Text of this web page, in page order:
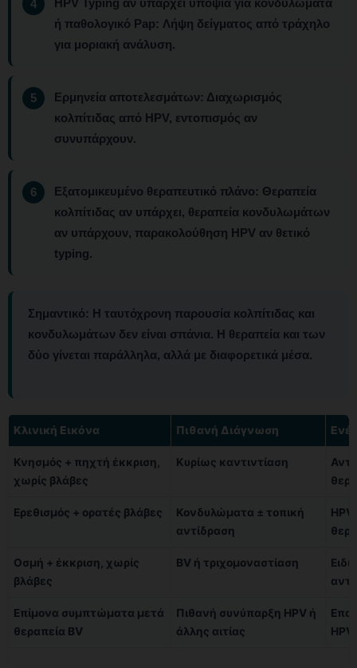
HPV Typing αν υπάρχει υποψία για κονδυλώματα
ή παθολογικό Pap: Λήψη δείγματος από τράχηλο
για μοριακή ανάλυση.
Ερμηνεία αποτελεσμάτων: Διαχωρισμός
κολπίτιδας από HPV, εντοπισμός αν
συνυπάρχουν.
Εξατομικευμένο θεραπευτικό πλάνο: Θεραπεία
κολπίτιδας αν υπάρχει, θεραπεία κονδυλωμάτων
αν υπάρχουν, παρακολούθηση HPV αν θετικό
typing.
Σημαντικό: Η ταυτόχρονη παρουσία κολπίτιδας και
κονδυλωμάτων δεν είναι σπάνια. Η θεραπεία και των
δύο γίνεται παράλληλα, αλλά με διαφορετικά μέσα.
Κλινική Εικόνα Πιθανή Διάγνωση
Κνησμός + πηχτή έκκριση,
χωρίς βλάβες
Κυρίως καντιντίαση
Ερεθισμός + ορατές βλάβες
Κονδυλώματα ± τοπική
αντίδραση
Οσμή + έκκριση, χωρίς
βλάβες
BV ή τριχομοναστίαση
Επίμονα συμπτώματα μετά
θεραπεία BV
Πιθανή συνύπαρξη HPV ή
άλλης αιτίας